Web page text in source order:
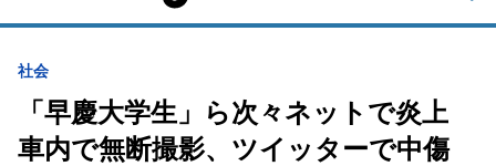
社会
「早慶大学生」ら次々ネットで炎上
車内で無断撮影、ツイッターで中傷